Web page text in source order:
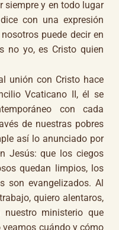
siempre y en todo lugar
con una expresión
puede decir en
no yo, es Cristo quien
con Cristo hace
Vcaticano II, él se
con cada
de nuestras pobres
así lo anunciado por
Jesús: que los ciegos
quedan limpios, los
son evangelizados. Al
quiero alentaros,
ministerio que
veamos cuándo y cómo